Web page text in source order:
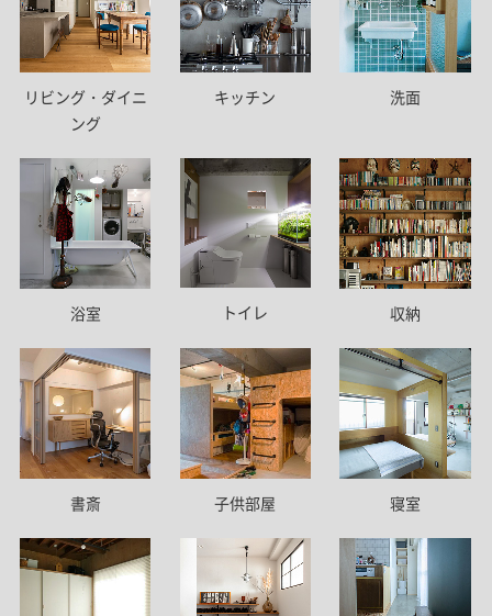
リビング・ダイニ
ング
キッチン 洗面
浴室 トイレ 収納
書斎 子供部屋 寝室